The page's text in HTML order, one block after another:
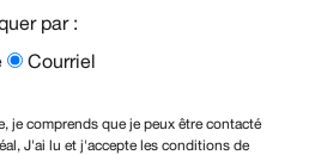
par :
Courriel
je comprends que je peux être contacté
J'ai lu et j'accepte les conditions de